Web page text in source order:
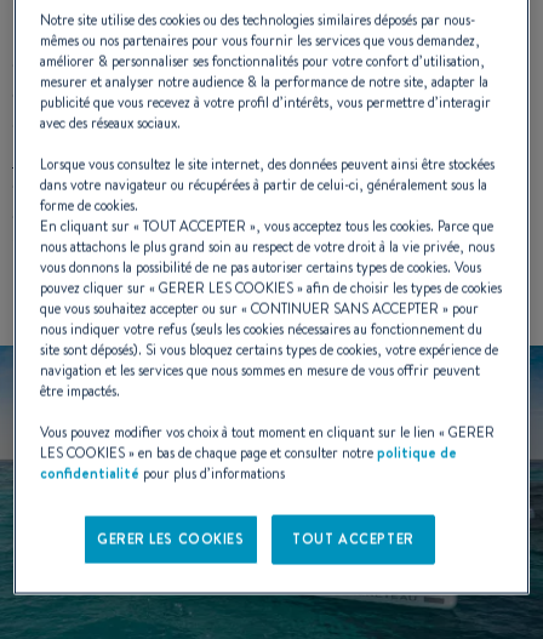
Le renouvellement d’un modèle, surtout lorsqu’il s’agit d’un
des best-sellers du marché, ce que fût en neuf ans de
carrière l’Oceanis 38.1, est toujours un défi. Deux mots-clés
étaient inscrits au brief confié à
Design
: Plus de volume, plus de performance ! Tout en
conservant la simplicité d’utilisation qui reste une
caractéristique des Oceanis depuis leur premier lancement en
1986.
Notre site utilise des cookies ou des technologies similaires déposés par nous-
mêmes ou nos partenaires pour vous fournir les services que vous demandez,
améliorer & personnaliser ses fonctionnalités pour votre confort d’utilisation,
mesurer et analyser notre audience & la performance de notre site, adapter la
publicité que vous recevez à votre profil d’intérêts, vous permettre d’interagir
avec des réseaux sociaux.
Lorsque vous consultez le site internet, des données peuvent ainsi être stockées
dans votre navigateur ou récupérées à partir de celui-ci, généralement sous la
forme de cookies.
En cliquant sur «TOUT ACCEPTER », vous acceptez tous les cookies. Parce que
nous attachons le plus grand soin au respect de votre droit à la vie privée, nous
vous donnons la possibilité de ne pas autoriser certains types de cookies. Vous
pouvez cliquer sur «GERER LES COOKIES» afin de choisir les types de cookies
que vous souhaitez accepter ou sur «CONTINUER SANS ACCEPTER » pour
nous indiquer votre refus (seuls les cookies nécessaires au fonctionnement du
site sont déposés). Si vous bloquez certains types de cookies, votre expérience de
navigation et les services que nous sommes en mesure de vous offrir peuvent
être impactés.
Vous pouvez modifier vos choix à tout moment en cliquant sur le lien «GERER
LES COOKIES» en bas de chaque page et consulter notrepolitique de
confidentialité pour plus d’informations
GERER LES COOKIES TOUT ACCEPTER